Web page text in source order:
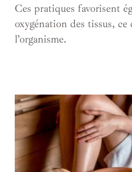
Ces pratiques favorisent
oxygénation des tissus,
l’organisme.